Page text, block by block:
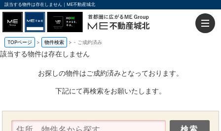
該当する物件は存在しません｜ME不動産城北
TOPページ 物件検索 - ご成約済み
該当する物件は存在しません
お探しの物件はご成約済みとなっております。
下記にて再検索をお願いたします。